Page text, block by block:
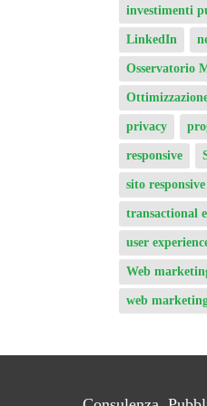
investimenti
LinkedIn
Osservatorio
privacy
responsive
sito responsive
transactional
user experience
Web marketing
web
Consulenza,